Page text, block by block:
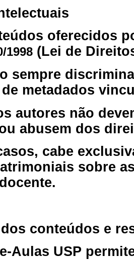
oferecidos
1998 (Lei de
sempre
metadados
autores não
abusem dos
cabe
sobre
conteúdos e
Aulas USP